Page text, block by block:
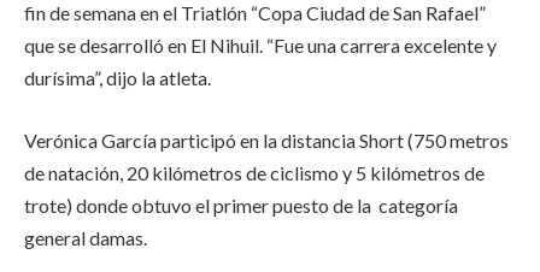
fin de semana en el Triatlón “Copa Ciudad de San Rafael”
que se desarrolló en El Nihuil. “Fue una carrera excelente y
durísima”, dijo la atleta.
Verónica García participó en la distancia Short (750 metros
de natación, 20 kilómetros de ciclismo y 5 kilómetros de
trote) donde obtuvo el primer puesto de la categoría
general damas.